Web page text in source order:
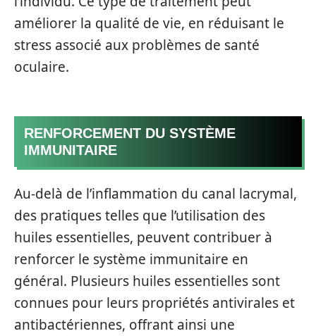
améliorer la qualité de vie, en réduisant le
stress associé aux problèmes de santé
oculaire.
RENFORCEMENT DU SYSTÈME
IMMUNITAIRE
Au-delà de l’inflammation du canal lacrymal,
des pratiques telles que l’utilisation des
huiles essentielles, peuvent contribuer à
renforcer le système immunitaire en
général. Plusieurs huiles essentielles sont
connues pour leurs propriétés antivirales et
antibactériennes, offrant ainsi une